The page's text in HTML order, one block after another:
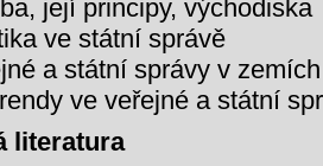
její principy, východiska
ve státní správě
a státní správy v
ve veřejné a státní
literatura